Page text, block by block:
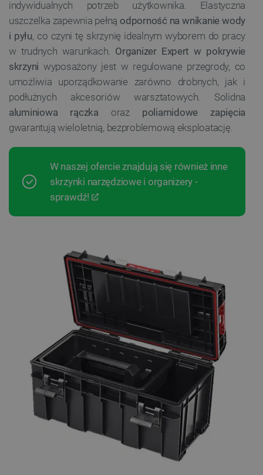
indywidualnych potrzeb użytkownika. Elastyczna
uszczelka zapewnia pełną odporność na wnikanie wody
i pyłu, co czyni tę skrzynię idealnym wyborem do pracy
w trudnych warunkach. Organizer Expert w pokrywie
skrzyni wyposażony jest w regulowane przegrody, co
umożliwia uporządkowanie zarówno drobnych, jak i
podłużnych akcesoriów warsztatowych. Solidna
aluminiowa rączka oraz poliamidowe zapięcia
gwarantują wieloletnią, bezproblemową eksploatację.
W naszej ofercie znajdują się również inne
skrzynki narzędziowe i organizery -
sprawdź!